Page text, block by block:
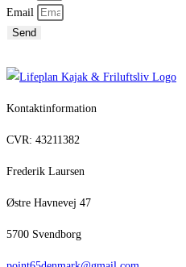
Email
Send
Kontaktinformation
CVR: 43211382
Frederik Laursen
Østre Havnevej 47
5700 Svendborg